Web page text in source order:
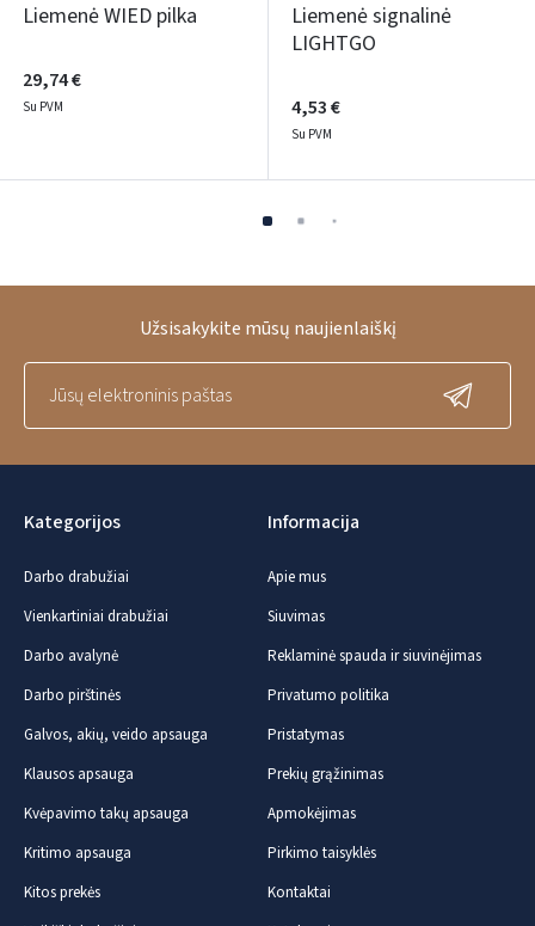
Liemenė WIED pilka
29,74 €
Su PVM
Liemenė signalinė
LIGHTGO
4,53 €
Su PVM
Kategorijos
Darbo drabužiai
Vienkartiniai drabužiai
Darbo avalynė
Darbo pirštinės
Galvos, akių, veido apsauga
Klausos apsauga
Kvėpavimo takų apsauga
Kritimo apsauga
Kitos prekės
Informacija
Apie mus
Siuvimas
Reklaminė spauda ir siuvinėjimas
Privatumo politika
Pristatymas
Prekių grąžinimas
Apmokėjimas
Pirkimo taisyklės
Kontaktai
Užsisakykite mūsų naujienlaiškį